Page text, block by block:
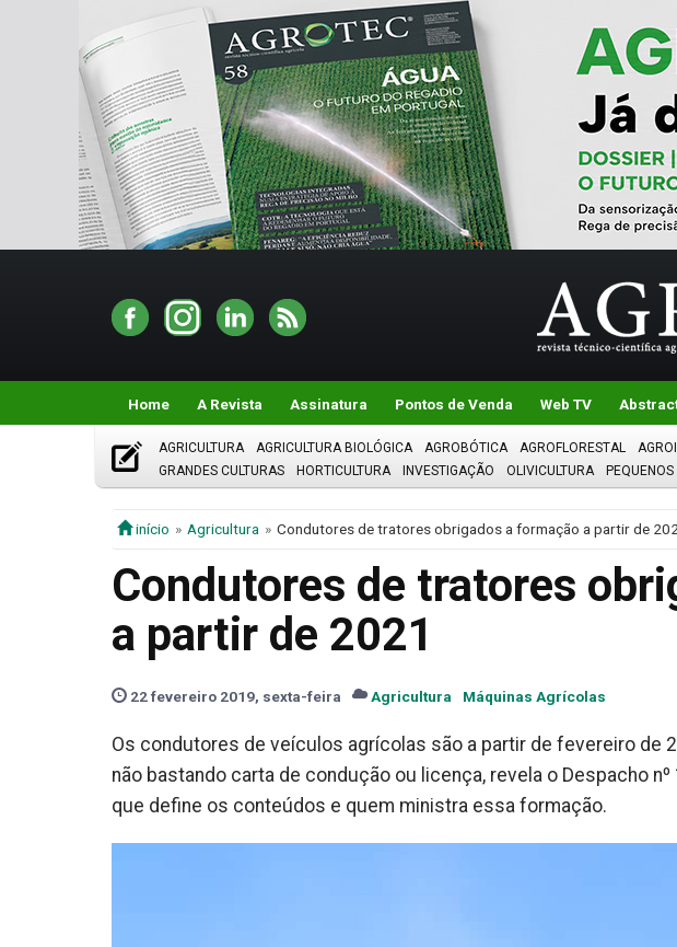
Home A Revista Assinatura Pontos de Venda Web TV
AGRICULTURA AGRICULTURA BIOLÓGICA AGROBÓTICA AGROFLORESTAL
GRANDES CULTURAS
HORTICULTURA INVESTIGAÇÃO OLIVICULTURA
início Agricultura Condutores de tratores obrigados a formação a partir de
Condutores de tratores
a partir de 2021
22 fevereiro 2019, sexta-feira Agricultura Máquinas Agrícolas
Os condutores de veículos agrícolas são a partir de fevereiro de
não bastando carta de condução ou licença, revela o Despacho
que define os conteúdos e quem ministra essa formação.